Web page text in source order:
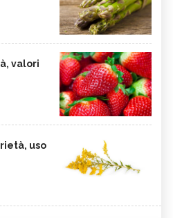
valori
uso